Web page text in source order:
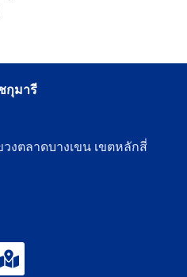
กุมารี
งตลาดบางเขน เขตหลักสี่